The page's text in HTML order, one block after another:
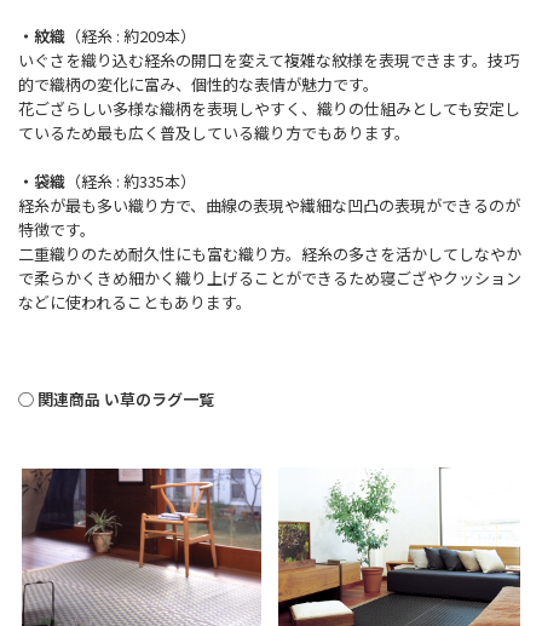
・紋織 （経糸 : 約209本）
いぐさを織り込む経糸の開口を変えて複雑な紋様を表現できます。技巧
的で織柄の変化に富み、個性的な表情が魅力です。
花ござらしい多様な織柄を表現しやすく、織りの仕組みとしても安定し
ているため最も広く普及している織り方でもあります。
・袋織 （経糸 : 約335本）
経糸が最も多い織り方で、曲線の表現や繊細な凹凸の表現ができるのが
特徴です。
二重織りのため耐久性にも富む織り方。経糸の多さを活かしてしなやか
で柔らかくきめ細かく織り上げることができるため寝ござやクッション
などに使われることもあります。
◯ 関連商品 い草のラグ一覧